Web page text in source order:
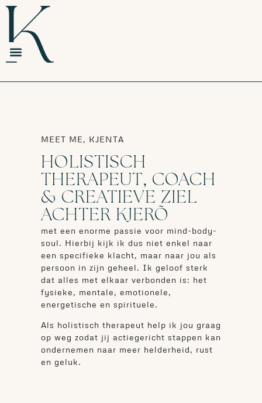
MEET ME, KJENTA
HOLISTISCH
THERAPEUT, COACH
& CREATIEVE ZIEL
ACHTER KJERÕ
met een enorme passie voor mind-body-
soul. Hierbij kijk ik dus niet enkel naar
een specifieke klacht, maar naar jou als
persoon in zijn geheel. Ik geloof sterk
dat alles met elkaar verbonden is: het
fysieke, mentale, emotionele,
energetische en spirituele.
Als holistisch therapeut help ik jou graag
op weg zodat jij actiegericht stappen kan
ondernemen naar meer helderheid, rust
en geluk.